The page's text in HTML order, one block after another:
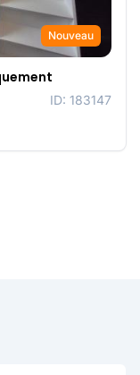
Nouveau
ID: 183147